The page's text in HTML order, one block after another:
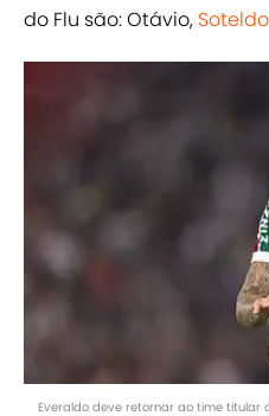
do Flu são: Otávio, Soteldo
Everaldo deve retornar ao time titular